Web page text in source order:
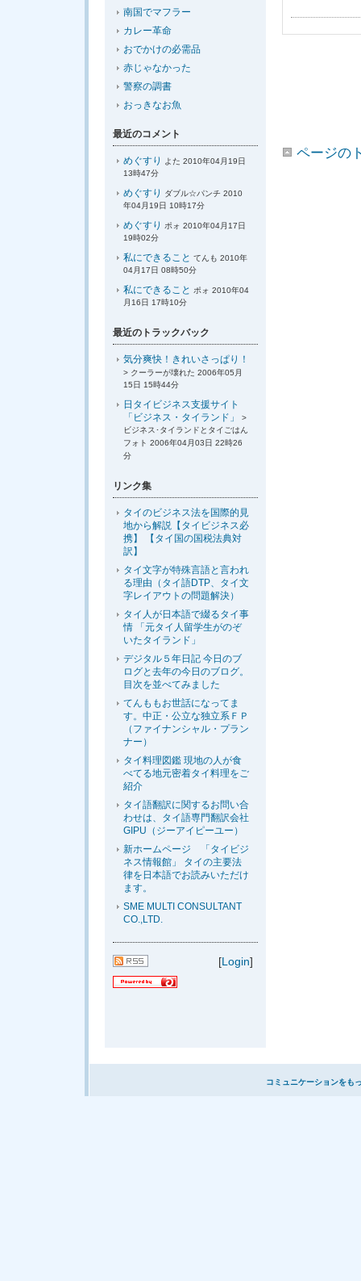
ページの
南国でマフラー
カレー革命
おでかけの必需品
赤じゃなかった
警察の調書
おっきなお魚
最近のコメント
めぐすり よた 2010年04月19日
13時47分
めぐすり
ダブル☆パンチ 2010
年04月19日 10時17分
めぐすり
ポォ 2010年04月17日
19時02分
私にできること てんも 2010年
04月17日 08時50分
私にできること ポォ 2010年04
月16日 17時10分
最近のトラックバック
気分爽快！きれいさっぱり！
> クーラーが壊れた 2006年05月
15日 15時44分
日タイビジネス支援サイト
「ビジネス・タイランド」
>
ビジネス･タイランドとタイごはん
フォト 2006年04月03日 22時26
分
リンク集
タイのビジネス法を国際的見
地から解説【タイビジネス必
携】 【タイ国の国税法典対
訳】
タイ文字が特殊言語と言われ
る理由（タイ語DTP、タイ文
字レイアウトの問題解決）
タイ人が日本語で綴るタイ事
情 「元タイ人留学生がのぞ
いたタイランド」
デジタル５年日記 今日のブ
ログと去年の今日のブログ。
目次を並べてみました
てんももお世話になってま
す。中正・公立な独立系ＦＰ
（ファイナンシャル・プラン
ナー）
タイ料理図鑑 現地の人が食
べてる地元密着タイ料理をご
紹介
タイ語翻訳に関するお問い合
わせは、タイ語専門翻訳会社
GIPU（ジーアイピーユー）
新ホームページ 「タイビジ
ネス情報館」 タイの主要法
律を日本語でお読みいただけ
ます。
SME MULTI CONSULTANT
CO.,LTD.
[Login]
コミュニケーションをも